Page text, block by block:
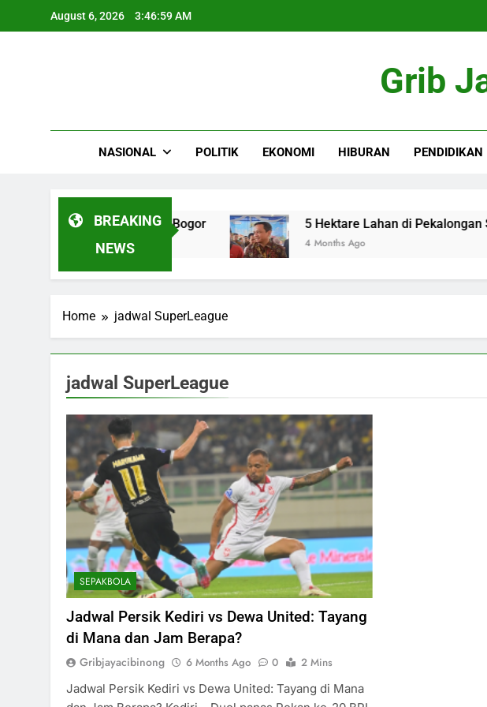
August 6, 2026 3:46:59 AM
Grib
NASIONAL POLITIK EKONOMI HIBURAN PENDIDIKAN
BREAKING
NEWS
Banteng di Cibinong Bogor 5 Hektare Lahan di Pekalongan Siap
4 Months Ago
Home jadwal SuperLeague
jadwal SuperLeague
SEPAKBOLA
Jadwal Persik Kediri vs Dewa United: Tayang
di Mana dan Jam Berapa?
Gribjayacibinong 6 Months Ago 0
2 Mins
Jadwal Persik Kediri vs Dewa United: Tayang di Mana